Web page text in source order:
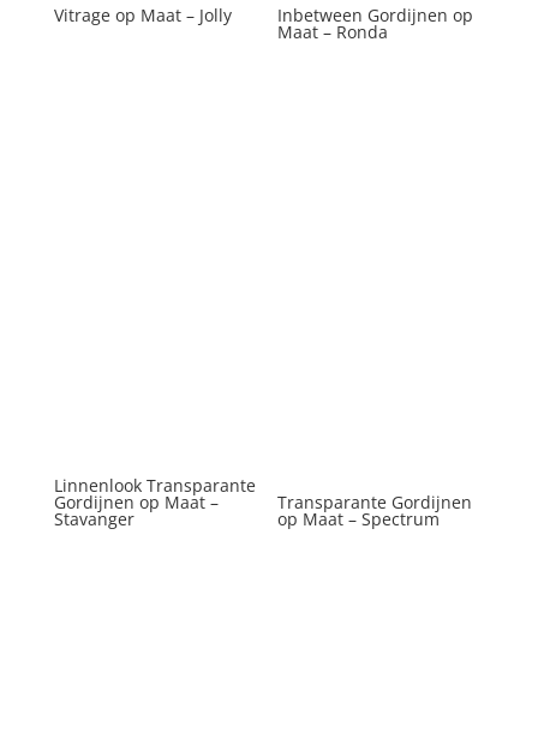
Vitrage op Maat – Jolly Inbetween Gordijnen op
Maat – Ronda
Linnenlook Transparante
Gordijnen op Maat –
Stavanger
Transparante Gordijnen
op Maat – Spectrum